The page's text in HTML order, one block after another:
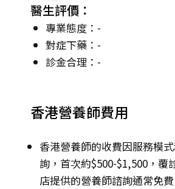
醫生評價：
專業態度：-
對症下藥：-
診金合理：-
香港營養師費用
香港營養師的收費因服務模
詢，首次約$500-$1,500，覆
店提供的營養師諮詢通常免費